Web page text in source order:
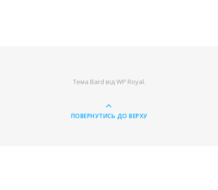
Тема Bard відWP Royal.
ПОВЕРНУТИСЬ ДО ВЕРХУ